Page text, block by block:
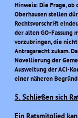
Hinweis: Die Frage, ob
Oberhausen stellen
Rechtsvorschrift
der alten GO-Fassung
vorzubringen, die
Antragsrecht zukam.
Novellierung der
Ausweitung der ACI-
einer näheren
5. Schließen sich
Ein Ratsmitglied